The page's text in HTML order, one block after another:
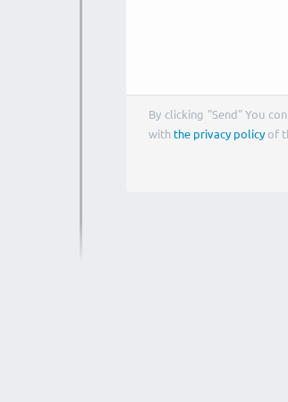
By clicking "Send" You
with the privacy policyof